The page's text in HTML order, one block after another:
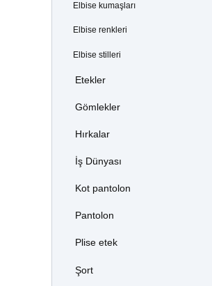
Elbise kumaşları
Elbise renkleri
Elbise stilleri
Etekler
Gömlekler
Hırkalar
İş Dünyası
Kot pantolon
Pantolon
Plise etek
Şort